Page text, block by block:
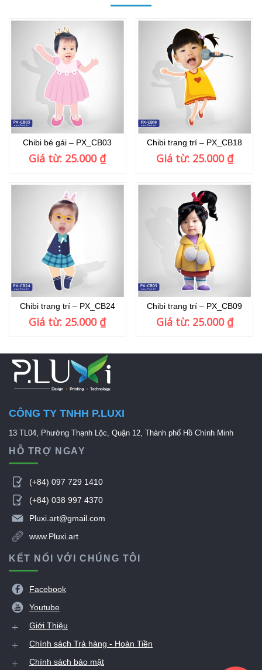
Chibi bé gái – PX_CB03
Giá từ: 25.000 ₫
Chibi trang trí – PX_CB18
Giá từ: 25.000 ₫
Chibi trang trí – PX_CB24
Giá từ: 25.000 ₫
Chibi trang trí – PX_CB09
Giá từ: 25.000 ₫
CÔNG TY TNHH P.LUXI
13 TL04, Phường Thạnh Lộc, Quận 12, Thành phố Hồ Chính Minh
HỖ TRỢ NGAY
 (+84) 097 729 1410
 (+84) 038 997 4370
 Pluxi.art@gmail.com
 www.Pluxi.art
KẾT NỐI VỚI CHÚNG TÔI
 Facebook
 Youtube
+ Giới Thiệu
+ Chính sách Trả hàng - Hoàn Tiền
+ Chính sách bảo mật